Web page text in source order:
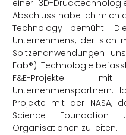
einer 3D-
Abschluss habe ich mich
Technology bemüht.
Unternehmens, der sich
Spitzenanwendungen
Fab®)-Technologie
F&E-Projekte
Unternehmenspartnern.
Projekte mit der NASA,
Science Foundation
Organisationen zu leiten.